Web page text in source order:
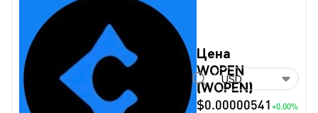
Цена
WOPEN
(WOPEN)
$0.00000541 +0.00%
USD